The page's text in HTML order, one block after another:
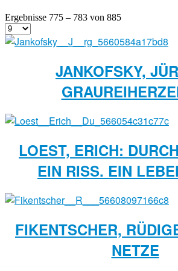
Ergebnisse 775 – 783 von 885
JANKOFSKY,
LOEST, ERICH:
EIN RISS. EIN
FIKENTSCHER,
NETZE